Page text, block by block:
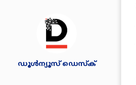
ഡൂള്‍ന്യൂസ് ഡെസ്‌ക്